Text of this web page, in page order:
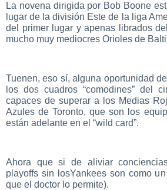
La novena dirigida por Bob Boone
lugar de la división Este de la liga
del primer lugar y apenas librados
mucho muy mediocres Orioles de
Tuenen, eso sí, alguna oportunidad
los dos cuadros “comodines” del
capaces de superar a los Medias
Azules de Toronto, que son los
están adelante en el “wild card”.
Ahora que si de aliviar
playoffs sin losYankees son como
que el doctor lo permite).